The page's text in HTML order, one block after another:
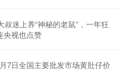
叔迷上养“神秘的老鼠”，一年狂
央视也点赞
7日全国主要批发市场黄肚仔价